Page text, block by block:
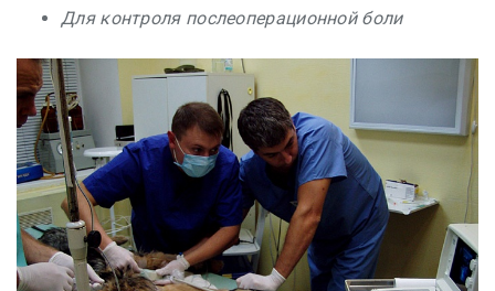
Для контроля послеоперационной боли